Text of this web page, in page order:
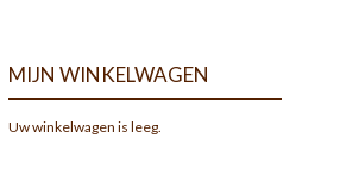
MIJN WINKELWAGEN
Uw winkelwagen is leeg.